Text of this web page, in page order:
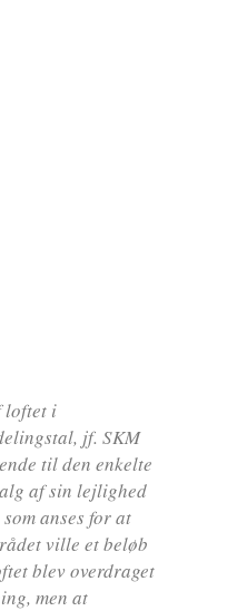
loftet i
jf. SKM
til den enkelte
af sin lejlighed
anses for at
ville et beløb
blev overdraget
men at